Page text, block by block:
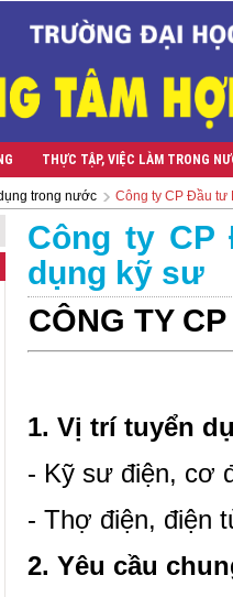
THỰC TẬP, VIỆC LÀM TRONG
trong nước Công ty CP Đầu tư
Công ty CP
dụng kỹ sư
CÔNG TY
1. Vị trí tuyển
- Kỹ sư điện, cơ
- Thợ điện, điện
2. Yêu cầu